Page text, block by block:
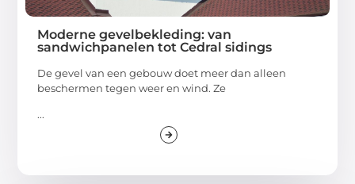
Moderne gevelbekleding: van
sandwichpanelen tot Cedral sidings
De gevel van een gebouw doet meer dan alleen
beschermen tegen weer en wind. Ze
...